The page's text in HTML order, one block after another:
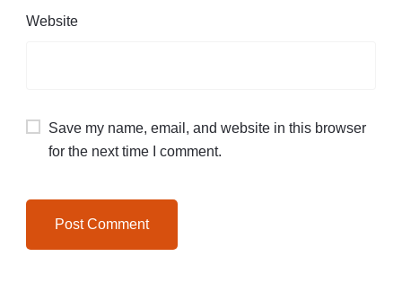
Website
Save my name, email, and website in this browser
for the next time I comment.